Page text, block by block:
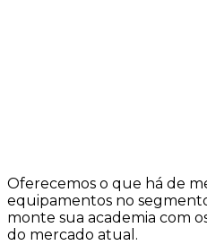
Oferecemos o que há de
equipamentos no
monte sua academia com
do mercado atual.